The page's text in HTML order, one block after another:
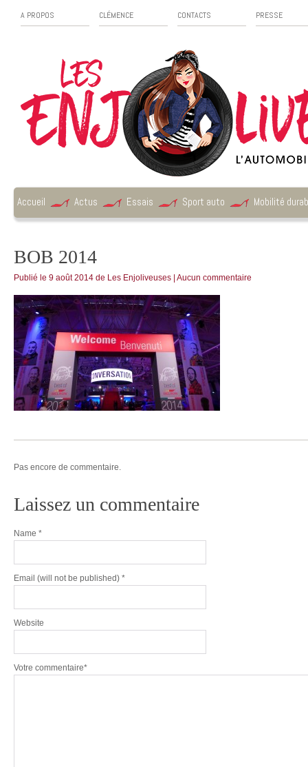
A PROPOS CLÉMENCE CONTACTS PRESSE
Accueil Actus Essais Sport auto Mobilité
BOB 2014
Publié le 9 août 2014 de Les Enjoliveuses Aucun commentaire
Pas encore de commentaire.
Laissez un commentaire
Name *
Email (will not be published) *
Website
Votre commentaire*